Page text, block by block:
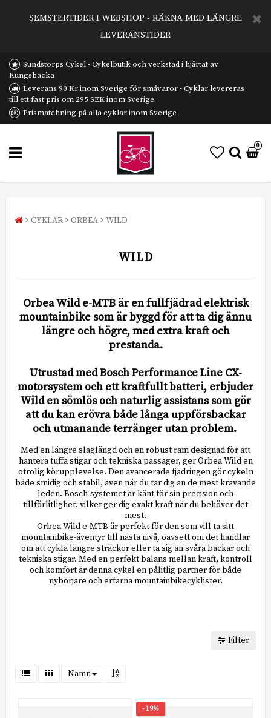
SEMSTERTIDER I WEBSHOP - RÄKNA MED LÄNGRE
LEVERANSTIDER
Sundstorps Cykel - Cykelbutik och verkstad i hjärtat av
Kungsbacka
Leverans 90 Kr inom Sverige för småvaror - Cyklar levereras
till ett fast pris om 295 SEK inom Sverige.
Prismatchning på alla cyklar inom Sverige
0
CYKLAR ORBEA WILD
WILD
Orbea Wild e-MTB är en fullfjädrad elektrisk
mountainbike som är byggd för att ta dig ännu
längre och högre, med extra kraft och
prestanda.
Utrustad med Bosch Performance Line CX-
motorsystem och ett kraftfullt batteri, erbjuder
Wild en sömlös och naturlig assistans som gör
att du kan erövra både långa uppförsbackar
och utmanande terränger utan problem.
Med en längre slaglängd och en robust ram designad för att
hantera tuffa stigar och tekniska passager, ger Orbea Wild en
otrolig körupplevelse. Den avancerade fjädringen gör cykeln
både smidig och stabil, även när du tar dig an de mest krävande
leden. Bosch-systemet är känt för sin precision och
tillförlitlighet, vilket ger dig exakt kraft när du behöver det
mest.
Orbea Wild e-MTB är perfekt för den som vill ta sitt
mountainbike-äventyr till nästa nivå, oavsett om det handlar
om att cykla längre sträckor eller ta sig an svåra backar och
tekniska stigar. Med en perfekt balans mellan kraft, kontroll
och komfort är denna cykel en pålitlig partner för både
nybörjare och erfarna mountainbikecyklister.
Filter
Namn
- 19%